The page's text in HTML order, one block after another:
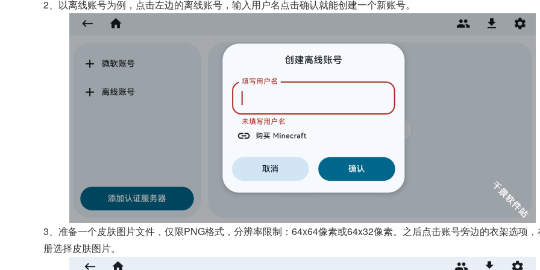
2、以离线账号为例，点击左边的离线账号，输入用户名点击确认就能创建一个新账号。
3、准备一个皮肤图片文件，仅限PNG格式，分辨率限制：64x64像素或64x32像素。之后点击账号旁边的衣架选项
册选择皮肤图片。